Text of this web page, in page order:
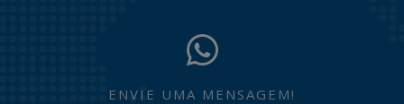
ENVIE UMA MENSAGEM!